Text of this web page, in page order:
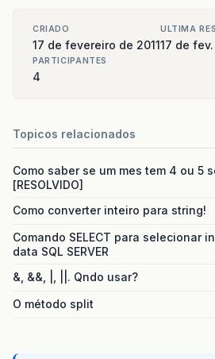
CRIADO
17 de fevereiro de 2011
ULTIMA
17 de fev.
PARTICIPANTES
4
Topicos relacionados
Como saber se um mes tem 4 ou 5
[RESOLVIDO]
Como converter inteiro para string!
Comando SELECT para selecionar
data SQL SERVER
&, &&, |, ||. Qndo usar?
O método split